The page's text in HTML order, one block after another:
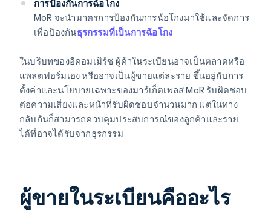
การป้องกันการฉ้อโกง
MoR จะนํามาตรการป้องกันการฉ้อโกงมาใช้และจัดการ
เพื่อป้องกันธุรกรรมที่เป็นการฉ้อโกง
ในบริบทของอีคอมเมิร์ซ ผู้ค้าในระเบียนอาจเป็นตลาดหรือ
แพลตฟอร์มเอง หรืออาจเป็นผู้ขายแต่ละราย ขึ้นอยู่กับการ
ตั้งค่าและนโยบายเฉพาะของมาร์เก็ตเพลส MoR รับผิดชอบ
ต่อความเสี่ยงและหน้าที่รับผิดชอบจำนวนมาก แต่ในทาง
กลับกันก็สามารถควบคุมประสบการณ์ของลูกค้าและราย
ได้ที่อาจได้รับจากธุรกรรม
ผู้ขายในระเบียนคืออะไร